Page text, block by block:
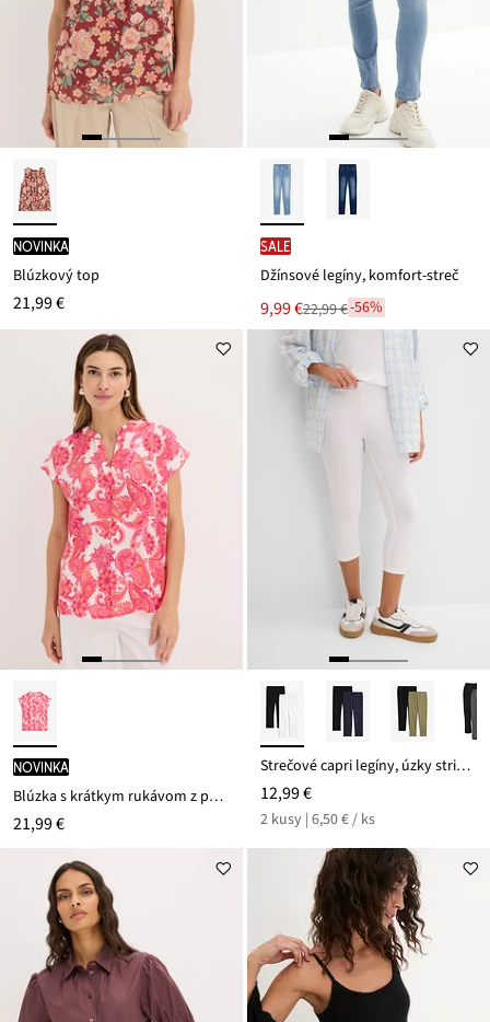
novinka
Blúzkový top
21,99 €
SALE
Džínsové legíny, komfort-streč
Nová
cena
9,99 €
Zľava
ceny
22,99 €
22,99 €-56%
novinka
Blúzka s krátkym rukávom z padavého saténu
21,99 €
Strečové capri legíny, úzky strih (2 ks)
12,99 €
2 kusy | 6,50 € / ks